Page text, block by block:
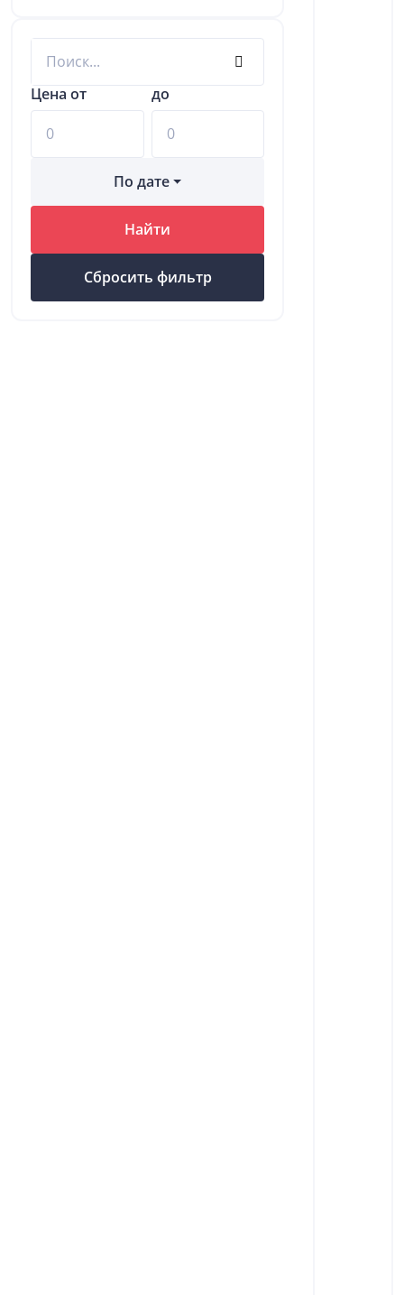
Цена от до
По дате
Найти
Сбросить фильтр